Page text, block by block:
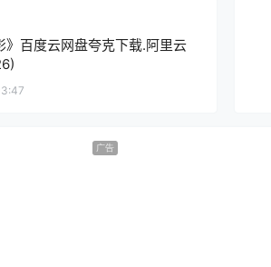
》百度云网盘夸克下载.阿里云
广告